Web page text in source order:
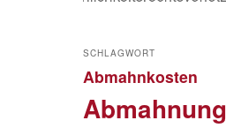
SCHLAGWORT
Abmahnkosten
Abmahnung